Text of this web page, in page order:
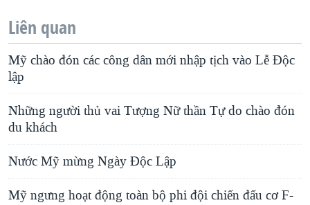
Liên quan
Mỹ chào đón các công dân mới nhập tịch vào Lễ Ðộc
lập
Những người thủ vai Tượng Nữ thần Tự do chào đón
du khách
Nước Mỹ mừng Ngày Ðộc Lập
Mỹ ngưng hoạt động toàn bộ phi đội chiến đấu cơ F-